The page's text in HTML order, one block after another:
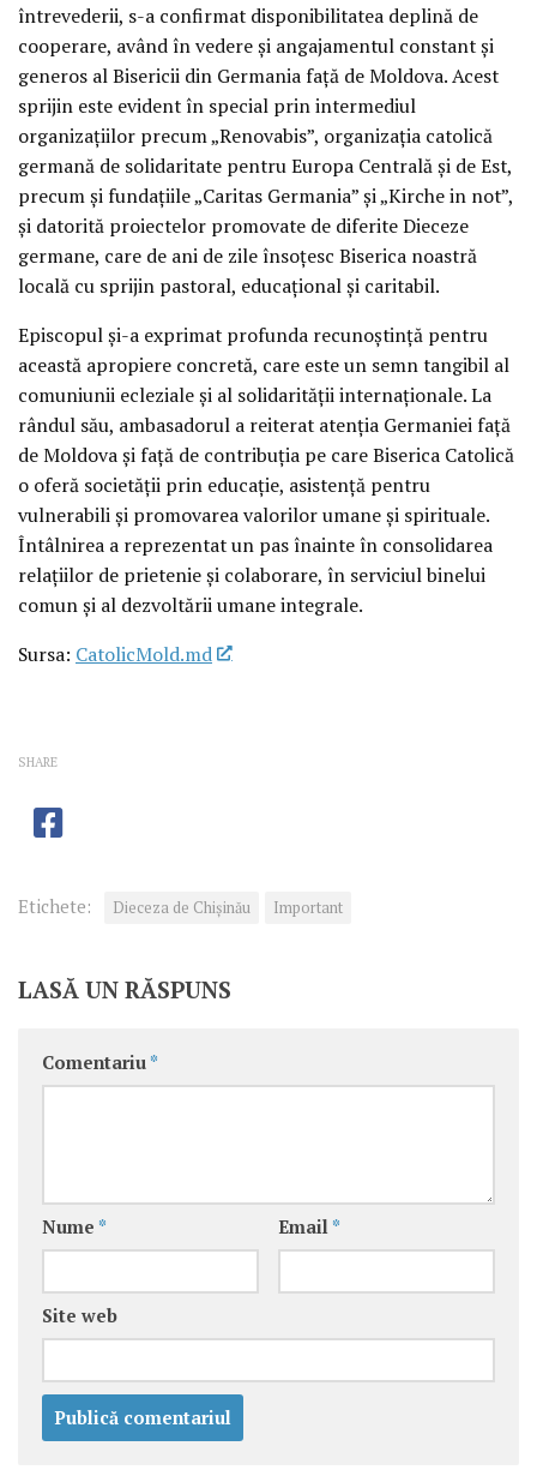
întrevederii, s-a confirmat disponibilitatea deplină de
cooperare, având în vedere și angajamentul constant și
generos al Bisericii din Germania față de Moldova. Acest
sprijin este evident în special prin intermediul
organizațiilor precum „Renovabis”, organizația catolică
germană de solidaritate pentru Europa Centrală și de Est,
precum și fundațiile „Caritas Germania” și „Kirche in not”,
și datorită proiectelor promovate de diferite Dieceze
germane, care de ani de zile însoțesc Biserica noastră
locală cu sprijin pastoral, educațional și caritabil.
Episcopul și-a exprimat profunda recunoștință pentru
această apropiere concretă, care este un semn tangibil al
comuniunii ecleziale și al solidarității internaționale. La
rândul său, ambasadorul a reiterat atenția Germaniei față
de Moldova și față de contribuția pe care Biserica Catolică
o oferă societății prin educație, asistență pentru
vulnerabili și promovarea valorilor umane și spirituale.
Întâlnirea a reprezentat un pas înainte în consolidarea
relațiilor de prietenie și colaborare, în serviciul binelui
comun și al dezvoltării umane integrale.
Sursa: CatolicMold.md
SHARE
Etichete: Dieceza de Chișinău Important
LASĂ UN RĂSPUNS
Comentariu *
Nume * Email *
Site web